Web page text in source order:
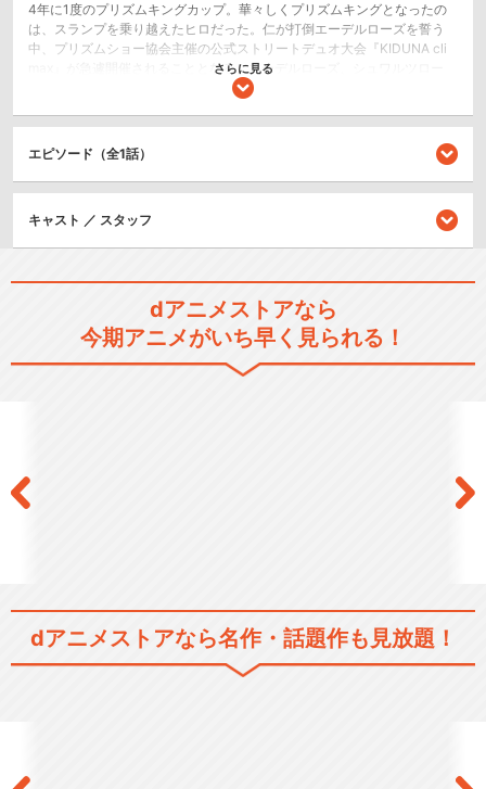
4年に1度のプリズムキングカップ。華々しくプリズムキングとなったの
は、スランプを乗り越えたヒロだった。仁が打倒エーデルローズを誓う
中、プリズムショー協会主催の公式ストリートデュオ大会『KIDUNA cli
max』が急遽開催されることとなる。エーデルローズ、シュワルツロー
ズ、そしてエーデルローズを離れ、新事務所を立ち上げたOver The Rain
そして大会でそれぞれがその手に掴むものは――。いまだかつてないデ
ュオプリズムショー大会で波乱の展開が巻き起こる...!
シリーズ／関連のアニメ作品
プリティーリズム・オーロラ
ドリーム
さらに見る
エピソード（全1話）
キャスト ／ スタッフ
dアニメストアなら
今期アニメがいち早く見られる！
dアニメストアなら名作・話題作も見放題！